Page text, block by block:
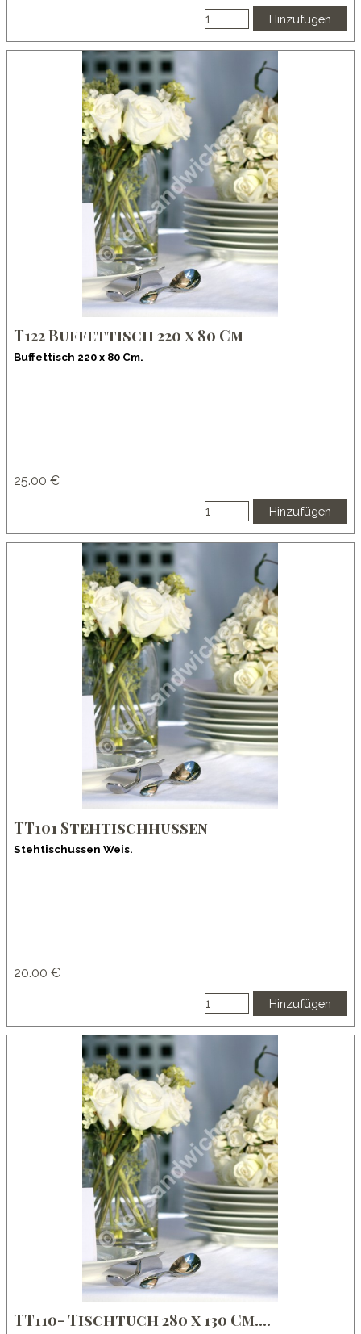
Hinzufügen
T122 Buffettisch 220 x 80 Cm
Buffettisch 220 x 80 Cm.
25.00 €
Hinzufügen
TT101 Stehtischhussen
Stehtischussen Weis.
20.00 €
Hinzufügen
TT110- Tischtuch 280 x 130 Cm....